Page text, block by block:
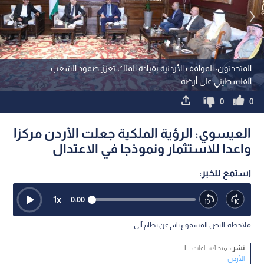
المتحدثون: المواقف الأردنية بقيادة الملك تعزز صمود الشعب
الفلسطيني على أرضه
0
0
العيسوي: الرؤية الملكية جعلت الأردن مركزا
واعدا للاستثمار ونموذجا في الاعتدال
استمع للخبر:
0:00
1x
ملاحظة: النص المسموع ناتج عن نظام آلي
نشر : منذ 4 ساعات
|
الأردن